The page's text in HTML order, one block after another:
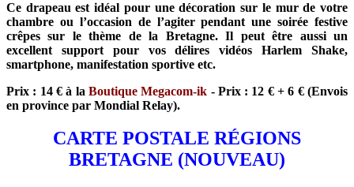
Ce drapeau est idéal pour une décoration sur le mur de votre
chambre ou l’occasion de l’agiter pendant une soirée festive
crêpes sur le thème de la Bretagne. Il peut être aussi un
excellent support pour vos délires vidéos Harlem Shake,
smartphone, manifestation sportive etc.
Prix : 14 € à la Boutique Megacom-ik - Prix : 12 € + 6 € (Envois
en province par Mondial Relay).
CARTE POSTALE RÉGIONS
BRETAGNE (NOUVEAU)